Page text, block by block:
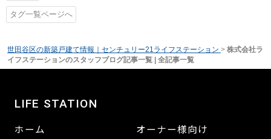
タグ一覧ページへ
世田谷区の新築戸建て情報｜センチュリー21ライフステーション > 株式会社ラ
イフステーションのスタッフブログ記事一覧 | 全記事一覧
LIFE STATION
ホーム
オーナー様向け